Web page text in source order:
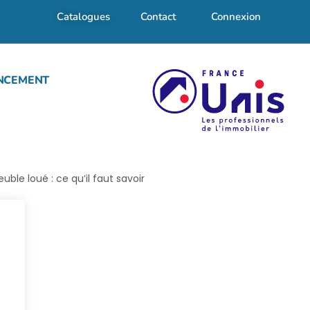
Catalogues Contact Connexion
loué : ce qu’il faut savoir